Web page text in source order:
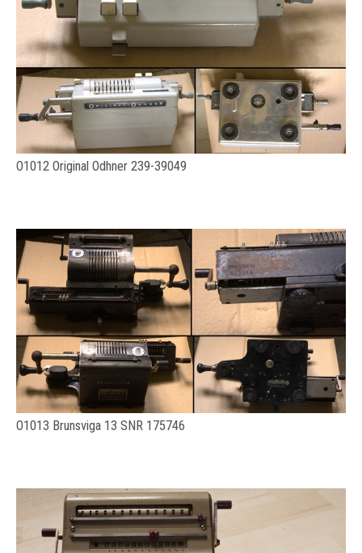
O1012 Original Odhner 239-39049
O1013 Brunsviga 13 SNR 175746